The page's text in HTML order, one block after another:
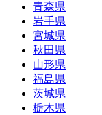
青森県
岩手県
宮城県
秋田県
山形県
福島県
茨城県
栃木県